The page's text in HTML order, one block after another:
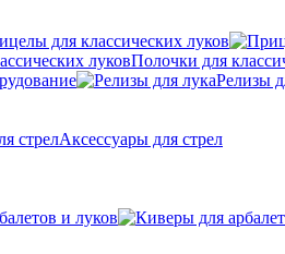
для классических луков
Полочки для
Релизы
Аксессуары для стрел
и луков